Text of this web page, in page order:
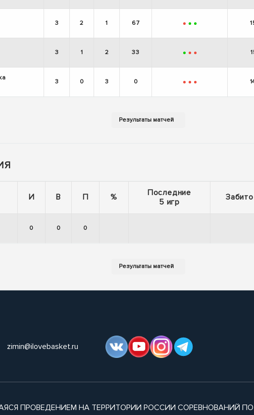
3 2 1 67 - + +
3 1 2 33 + - -
3 0 3 0 - - -
И В П %
Последние
5 игр
Забито
0 0 0
zimin@ilovebasket.ru
ПРОВЕДЕНИЕМ НА ТЕРРИТОРИИ РОССИИ СОРЕВНОВАНИЙ ПО